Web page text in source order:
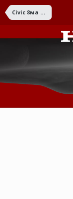
Civic 8ма ген. (2006-2011)